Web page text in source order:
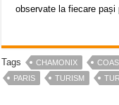
observate la fiecare pași
Tags CHAMONIX
PARIS
TURISM